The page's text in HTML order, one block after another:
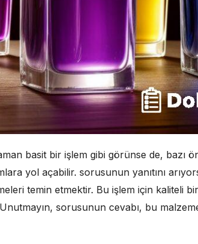
basit bir işlem gibi görünse de, bazı
yol açabilir. sorusunun yanıtını
temin etmektir. Bu işlem için kaliteli
sorusunun cevabı, bu